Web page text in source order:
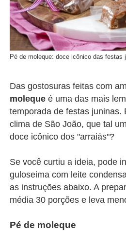
Pé de moleque: doce icônico das festas
Das gostosuras feitas com
moleque é uma das mais
temporada de festas juninas.
clima de São João, que tal
doce icônico dos "arraiás"?
Se você curtiu a ideia, pode
guloseima com leite
as instruções abaixo. A
média 30 porções e leva
Pé de moleque